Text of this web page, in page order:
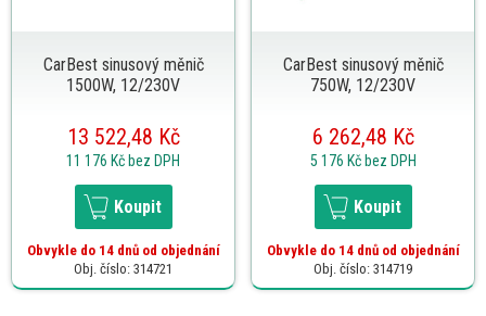
CarBest sinusový měnič
1500W, 12/230V
13 522,48 Kč
11 176 Kč bez DPH
Koupit
Obvykle do 14 dnů od objednání
Obj. číslo: 314721
CarBest sinusový měnič
750W, 12/230V
6 262,48 Kč
5 176 Kč bez DPH
Koupit
Obvykle do 14 dnů od objednání
Obj. číslo: 314719